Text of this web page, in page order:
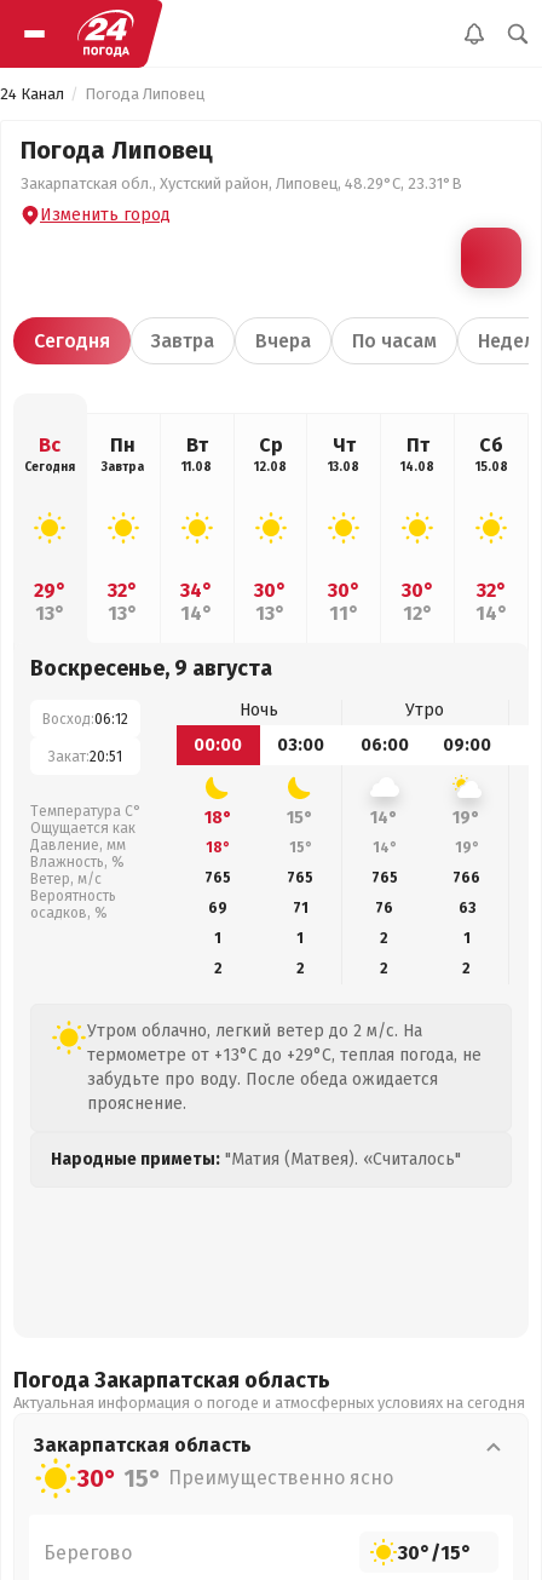
24 Канал Погода Липовец
Погода Липовец
Закарпатская обл., Хустский район, Липовец, 48.29°С, 23.31°В
Изменить город
Сегодня Завтра Вчера По часам
Вс
Сегодня
29°
13°
Пн
Завтра
32°
13°
Вт
11.08
34°
14°
Ср
12.08
30°
13°
Чт
13.08
30°
11°
Пт
14.08
30°
12°
Сб
15.08
32°
14°
Воскресенье, 9 августа
Восход:06:12
Закат:20:51
Температура С°
Ощущается как
Давление, мм
Влажность, %
Ветер, м/с
Вероятность
осадков, %
Ночь
Утро
00:00
03:00 06:00 09:00
18° 15° 14° 19°
18° 15° 14° 19°
765
765 765 766
69
71 76 63
1
1 2
1
2
2 2 2
Утром облачно, легкий ветер до 2 м/с. На
термометре от +13°C до +29°C, теплая погода, не
забудьте про воду. После обеда ожидается
прояснение.
Народные приметы: "Матия (Матвея). «Считалось"
Погода Закарпатская область
Актуальная информация о погоде и атмосферных условиях на сегодня
Закарпатская область
30° 15° Преимущественно ясно
Берегово 30°/15°